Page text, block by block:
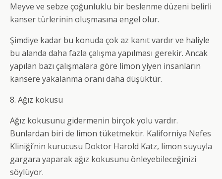
Meyve ve sebze çoğunluklu bir beslenme düzeni belirli
kanser türlerinin oluşmasına engel olur.
Şimdiye kadar bu konuda çok az kanıt vardır ve haliyle
bu alanda daha fazla çalışma yapılması gerekir. Ancak
yapılan bazı çalışmalara göre limon yiyen insanların
kansere yakalanma oranı daha düşüktür.
8. Ağız kokusu
Ağız kokusunu gidermenin birçok yolu vardır.
Bunlardan biri de limon tüketmektir. Kaliforniya Nefes
Kliniği’nin kurucusu Doktor Harold Katz, limon suyuyla
gargara yaparak ağız kokusunu önleyebileceğinizi
söylüyor.